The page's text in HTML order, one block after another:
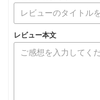
レビュー本文